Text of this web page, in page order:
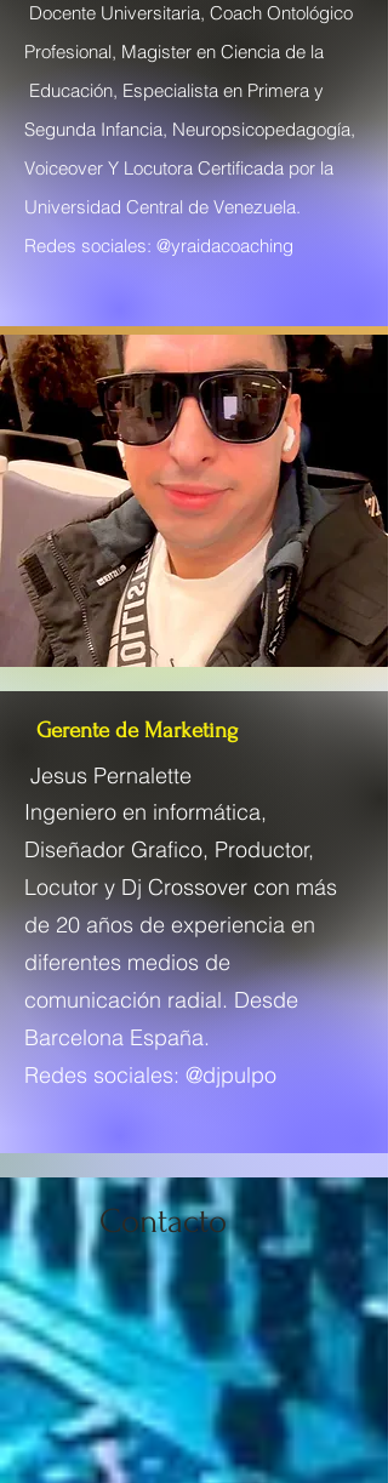
Docente Universitaria, Coach Ontológico
Profesional, Magister en Ciencia de la
Educación, Especialista en Primera y
Segunda Infancia, Neuropsicopedagogía,
Voiceover Y Locutora Certificada por la
Universidad Central de Venezuela.
​Redes sociales: @yraidacoaching
Gerente de Marketing
Jesus Pernalette
Ingeniero en informática,
Diseñador Grafico, Productor,
Locutor y Dj Crossover con más
de 20 años de experiencia en
diferentes medios de
comunicación radial. Desde
Barcelona España.
Redes sociales: @djpulpo
Contacto